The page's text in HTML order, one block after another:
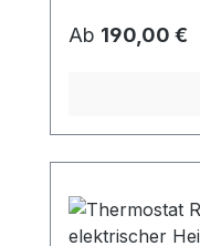
Regulärer Preis:
Ab 190,00 €